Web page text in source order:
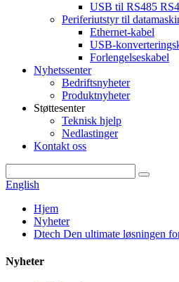
USB til RS485
Periferiutstyr til
Ethernet-kabel
USB-
Forlengelseskabel
Nyhetssenter
Bedriftsnyheter
Produktnyheter
Støttesenter
Teknisk hjelp
Nedlastinger
Kontakt oss
English
Hjem
Nyheter
Dtech Den ultimate løsningen
Nyheter